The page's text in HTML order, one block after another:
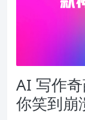
AI 写作
你笑到崩